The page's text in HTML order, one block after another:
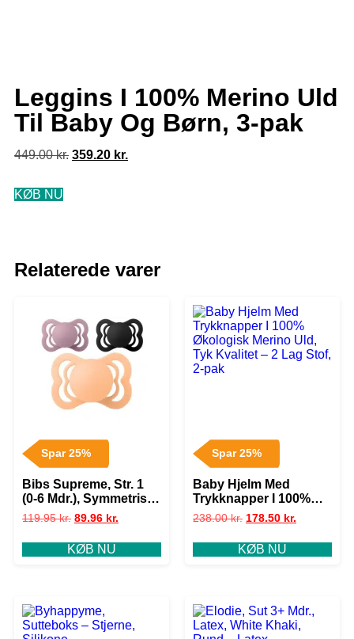
Leggins I 100% Merino Uld
Til Baby Og Børn, 3-pak
449.00kr. 359.20 kr.
KØB NU
Relaterede varer
Spar 25%
Bibs Supreme, Str. 1
(0-6 Mdr.), Symmetrisk
– Silikone
119.95kr. 89.96 kr.
KØB NU
Spar 25%
Baby Hjelm Med
Trykknapper I 100%
Økologisk Merino Uld,
Tyk Kvalitet – 2 Lag
Stof, 2-pak
238.00kr. 178.50 kr.
KØB NU